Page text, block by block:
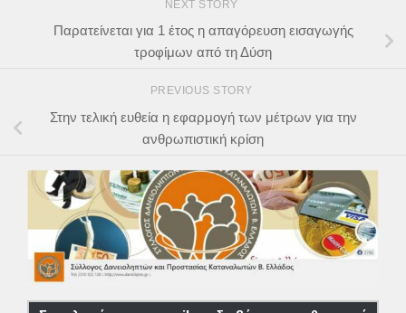
NEXT STORY
Παρατείνεται για 1 έτος η απαγόρευση εισαγωγής
τροφίμων από τη Δύση
PREVIOUS STORY
Στην τελική ευθεία η εφαρμογή των μέτρων για την
ανθρωπιστική κρίση